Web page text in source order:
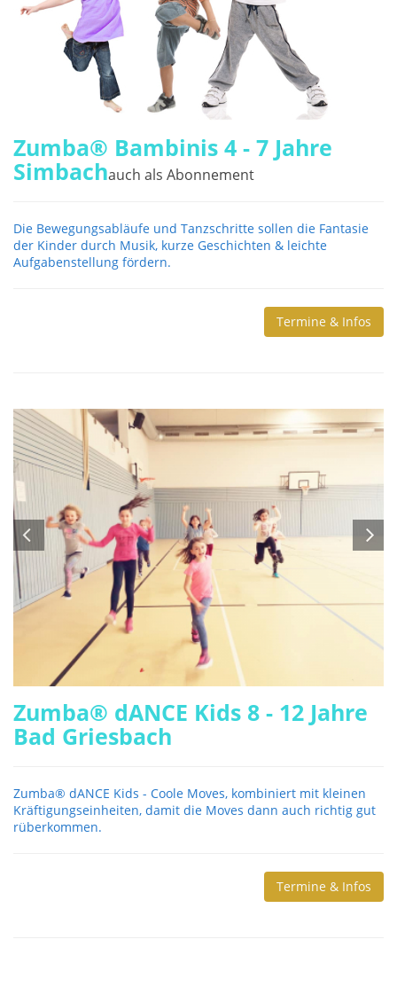
Zumba® Bambinis 4 - 7 Jahre
Simbachauch als Abonnement
Die Bewegungsabläufe und Tanzschritte sollen die Fantasie
der Kinder durch Musik, kurze Geschichten & leichte
Aufgabenstellung fördern.
Termine & Infos
Zumba® dANCE Kids 8 - 12 Jahre
Bad Griesbach
Zumba® dANCE Kids - Coole Moves, kombiniert mit kleinen
Kräftigungseinheiten, damit die Moves dann auch richtig gut
rüberkommen.
Termine & Infos